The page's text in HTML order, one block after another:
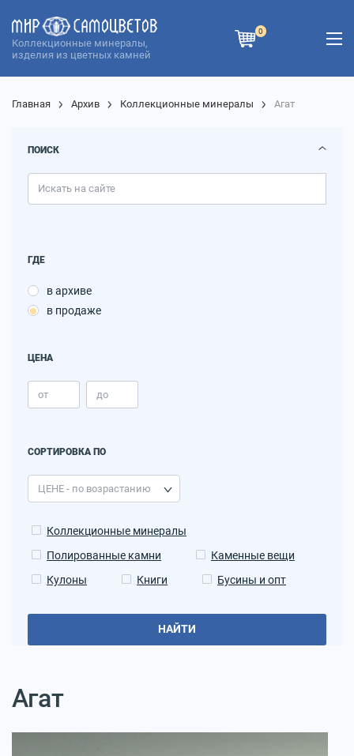
Коллекционные минералы,
изделия из цветных камней
0
Главная Архив Коллекционные минералы Агат
ПОИСК
ГДЕ
в архиве
в продаже
ЦЕНА
СОРТИРОВКА ПО
Коллекционные минералы
Полированные камни
Каменные вещи
Кулоны
Книги Бусины и опт
НАЙТИ
Агат